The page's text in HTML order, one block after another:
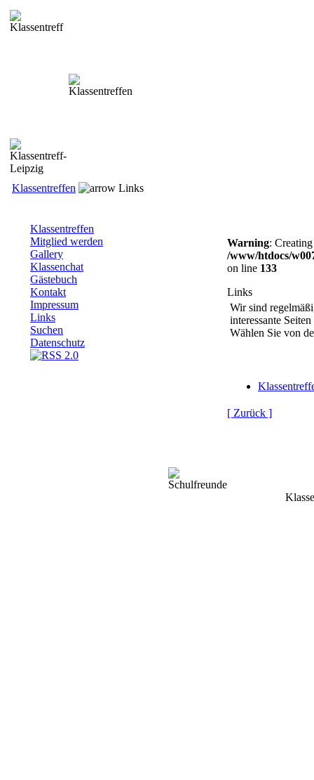
Klassentreffen Links
Klassentreffen
Mitglied werden
Gallery
Klassenchat
Gästebuch
Kontakt
Impressum
Links
Suchen
Datenschutz
Warning:
/www/htdocs/
on line 133
Links
Wir sind
interessante
Wählen Sie von
[ Zurück ]